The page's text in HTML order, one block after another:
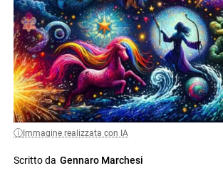
Immagine realizzata con IA
Scritto da Gennaro Marchesi